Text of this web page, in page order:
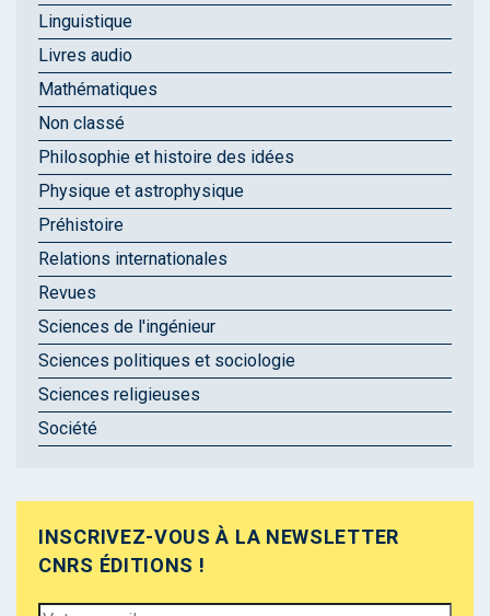
Linguistique
Livres audio
Mathématiques
Non classé
Philosophie et histoire des idées
Physique et astrophysique
Préhistoire
Relations internationales
Revues
Sciences de l'ingénieur
Sciences politiques et sociologie
Sciences religieuses
Société
INSCRIVEZ-VOUS À LA NEWSLETTER
CNRS ÉDITIONS !